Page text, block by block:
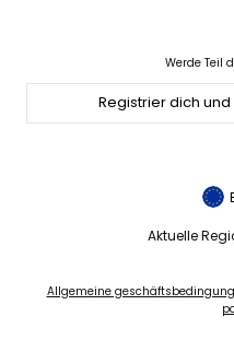
Werde Teil
Registrier dich und
Allgemeine
Aktuelle